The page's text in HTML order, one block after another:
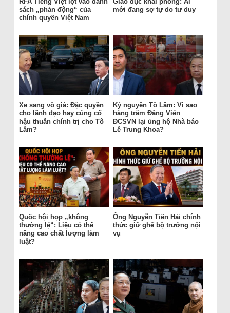
sách „phản động“ của
chính quyền Việt Nam
mới đang sợ tự do tư duy
Xe sang vô giá: Đặc quyền
cho lãnh đạo hay củng cố
hậu thuẫn chính trị cho Tô
Lâm?
Kỷ nguyên Tô Lâm: Vì sao
hàng trăm Đảng Viên
ĐCSVN lại ủng hộ Nhà báo
Lê Trung Khoa?
Quốc hội họp „không
thường lệ“: Liệu có thể
nâng cao chất lượng làm
luật?
Ông Nguyễn Tiến Hải chính
thức giữ ghế bộ trưởng nội
vụ